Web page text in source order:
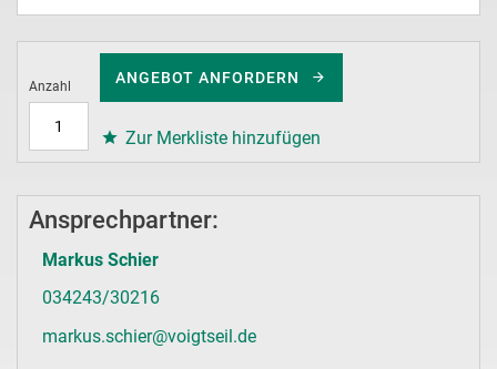
Anzahl
ANGEBOT ANFORDERN
Zur Merkliste hinzufügen
Ansprechpartner:
Markus Schier
034243/30216
markus.schier@voigtseil.de